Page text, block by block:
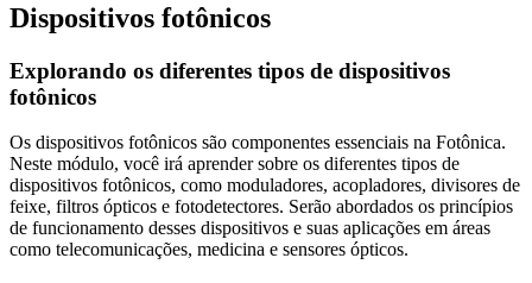
Dispositivos fotônicos
Explorando os diferentes tipos de dispositivos
fotônicos
Os dispositivos fotônicos são componentes essenciais na Fotônica.
Neste módulo, você irá aprender sobre os diferentes tipos de
dispositivos fotônicos, como moduladores, acopladores, divisores de
feixe, filtros ópticos e fotodetectores. Serão abordados os princípios
de funcionamento desses dispositivos e suas aplicações em áreas
como telecomunicações, medicina e sensores ópticos.